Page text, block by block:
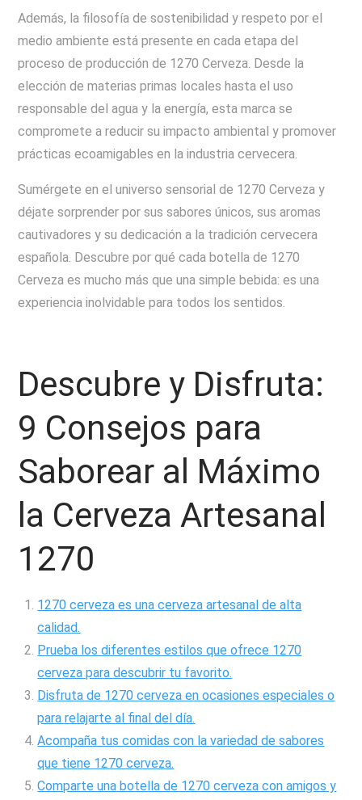
Además, la filosofía de sostenibilidad y respeto por el
medio ambiente está presente en cada etapa del
proceso de producción de 1270 Cerveza. Desde la
elección de materias primas locales hasta el uso
responsable del agua y la energía, esta marca se
compromete a reducir su impacto ambiental y promover
prácticas ecoamigables en la industria cervecera.
Sumérgete en el universo sensorial de 1270 Cerveza y
déjate sorprender por sus sabores únicos, sus aromas
cautivadores y su dedicación a la tradición cervecera
española. Descubre por qué cada botella de 1270
Cerveza es mucho más que una simple bebida: es una
experiencia inolvidable para todos los sentidos.
Descubre y Disfruta:
9 Consejos para
Saborear al Máximo
la Cerveza Artesanal
1270
1270 cerveza es una cerveza artesanal de alta
calidad.
Prueba los diferentes estilos que ofrece 1270
cerveza para descubrir tu favorito.
Disfruta de 1270 cerveza en ocasiones especiales o
para relajarte al final del día.
Acompaña tus comidas con la variedad de sabores
que tiene 1270 cerveza.
Comparte una botella de 1270 cerveza con amigos y